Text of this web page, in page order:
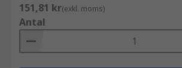
151,81 kr(exkl. moms)
Antal